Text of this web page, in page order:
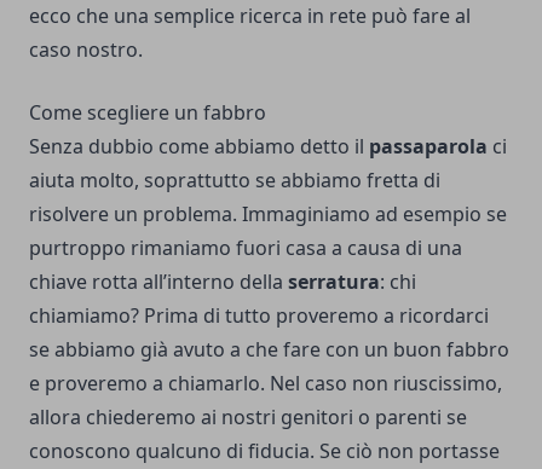
ecco che una semplice ricerca in rete può fare al
caso nostro.
Come scegliere un fabbro
Senza dubbio come abbiamo detto il passaparola ci
aiuta molto, soprattutto se abbiamo fretta di
risolvere un problema. Immaginiamo ad esempio se
purtroppo rimaniamo fuori casa a causa di una
chiave rotta all’interno della serratura: chi
chiamiamo? Prima di tutto proveremo a ricordarci
se abbiamo già avuto a che fare con un buon fabbro
e proveremo a chiamarlo. Nel caso non riuscissimo,
allora chiederemo ai nostri genitori o parenti se
conoscono qualcuno di fiducia. Se ciò non portasse